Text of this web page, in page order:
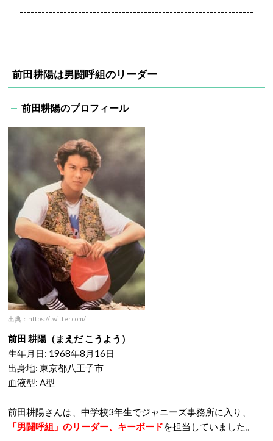
----------------------------------------------------------------
前田耕陽は男闘呼組のリーダー
前田耕陽のプロフィール
出典：https://twitter.com/
前田 耕陽（まえだ こうよう）
生年月日: 1968年8月16日
出身地: 東京都八王子市
血液型: A型
前田耕陽さんは、中学校3年生でジャニーズ事務所に入り、
「男闘呼組」のリーダー、キーボードを担当していました。